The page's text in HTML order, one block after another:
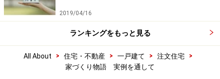
2019/04/16
ランキングをもっと見る
All About > 住宅・不動産 > 一戸建て > 注文住宅
>
家づくり物語 実例を通して